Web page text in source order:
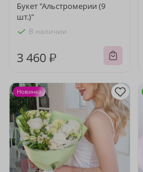
Букет "Альстромерии (9
шт.)"
В наличии
3 460 ₽
Новинка